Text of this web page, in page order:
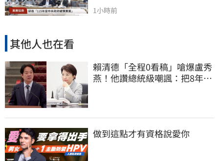
1小時前
其他人也在看
賴清德「全程0看稿」嗆爆盧秀
燕！他讚總統級嘲諷：把8年總
做到這點才有資格說愛你